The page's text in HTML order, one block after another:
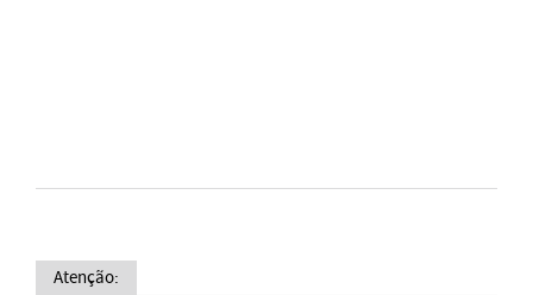
Atenção: